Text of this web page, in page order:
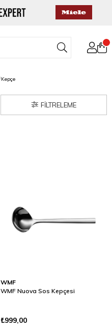
Kepçe
FILTRELEME
WMF
WMF Nuova Sos Kepçesi
₺999,00